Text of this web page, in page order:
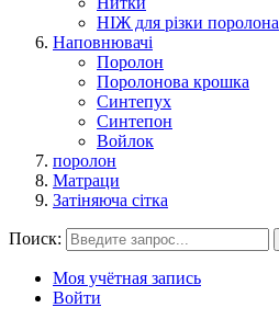
НІЖ для різки поролона
Наповнювачі
Поролон
Поролонова крошка
Синтепух
Синтепон
Войлок
поролон
Матраци
Затіняюча сітка
Поиск:
Моя учётная запись
Войти